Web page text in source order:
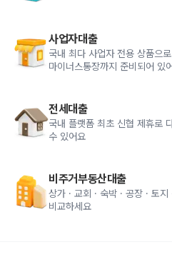
사업자대출
국내 최다 사업자 전용 상품으
마이너스통장까지 준비되어 있
전세대출
국내 플랫폼 최초 신협 제휴로
수 있어요
비주거부동산대출
상가 · 교회 · 숙박 · 공장 · 토
비교하세요